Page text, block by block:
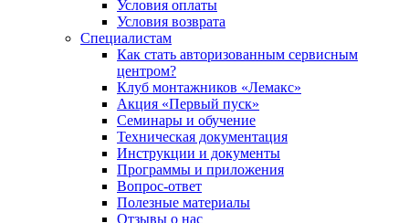
Условия оплаты
Условия возврата
Специалистам
Как стать авторизованным сервисным
центром?
Клуб монтажников «Лемакс»
Акция «Первый пуск»
Семинары и обучение
Техническая документация
Инструкции и документы
Программы и приложения
Вопрос-ответ
Полезные материалы
Отзывы о нас